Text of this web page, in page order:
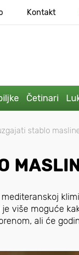
Kontakt
Četinari
stablo
više moguće
ali će